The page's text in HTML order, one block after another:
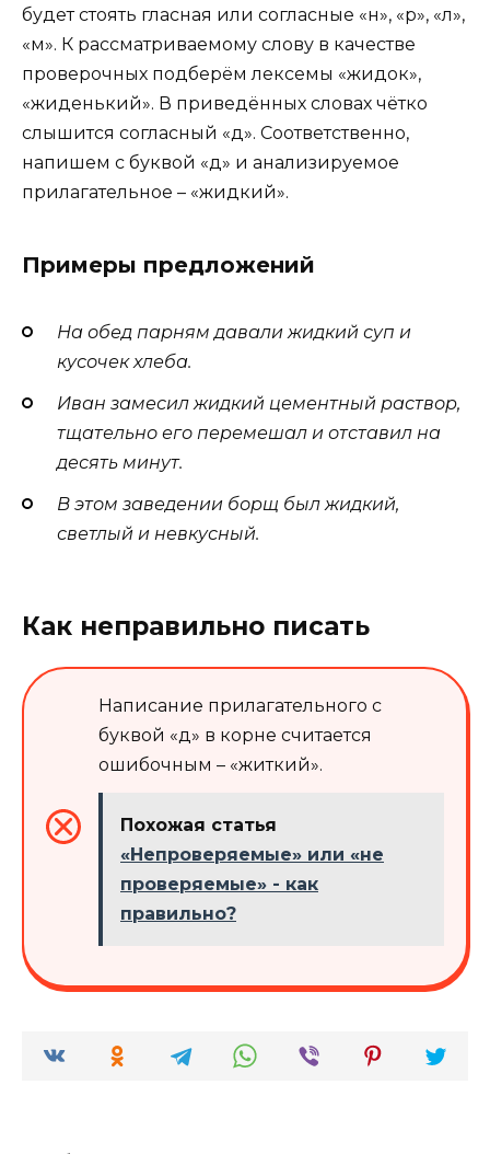
будет стоять гласная или согласные «н», «р», «л»,
«м». К рассматриваемому слову в качестве
проверочных подберём лексемы «жидок»,
«жиденький». В приведённых словах чётко
слышится согласный «д». Соответственно,
напишем с буквой «д» и анализируемое
прилагательное – «жидкий».
Примеры предложений
На обед парням давали жидкий суп и
кусочек хлеба.
Иван замесил жидкий цементный раствор,
тщательно его перемешал и отставил на
десять минут.
В этом заведении борщ был жидкий,
светлый и невкусный.
Как неправильно писать
Написание прилагательного с
буквой «д» в корне считается
ошибочным – «житкий».
Похожая статья
«Непроверяемые» или «не
проверяемые» - как
правильно?